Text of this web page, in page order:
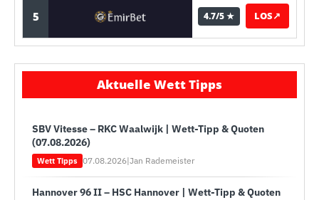
5 4.7/5 ★ LOS↗
Aktuelle Wett Tipps
SBV Vitesse – RKC Waalwijk | Wett-Tipp & Quoten
(07.08.2026)
Wett Tipps 07.08.2026|Jan Rademeister
Hannover 96 II – HSC Hannover | Wett-Tipp & Quoten